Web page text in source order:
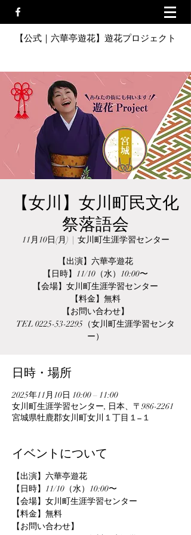
【公式｜六華亭遊花】遊花プロジェクト
【女川】女川町民文化
祭落語会
11月10日(月)
  |
女川町生涯学習センター
【出演】六華亭遊花
【日時】11/10（水）10:00〜
【会場】女川町生涯学習センター
【料金】無料
【お問い合わせ】
TEL 0225-53-2295（女川町生涯学習センタ
ー）
日時・場所
2025年11月10日 10:00 – 11:00
女川町生涯学習センター, 日本、〒986-2261
宮城県牡鹿郡女川町女川１丁目１−１
イベントについて
【出演】六華亭遊花
【日時】11/10（水）10:00〜
【会場】女川町生涯学習センター
【料金】無料
【お問い合わせ】